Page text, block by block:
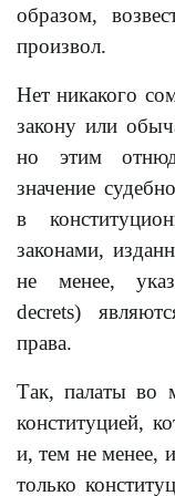
образом,
произвол.
Нет никакого
закону или
но этим
значение
в
законами,
не менее,
decrets)
права.
Так, палаты во
конституцией,
и, тем не менее,
только